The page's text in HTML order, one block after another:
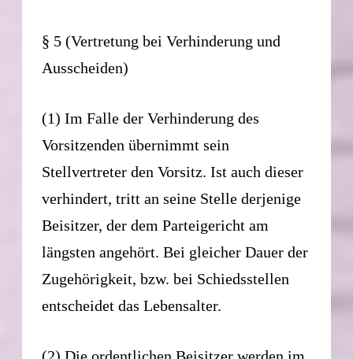
§ 5 (Vertretung bei Verhinderung und
Ausscheiden)
(1) Im Falle der Verhinderung des
Vorsitzenden übernimmt sein
Stellvertreter den Vorsitz. Ist auch dieser
verhindert, tritt an seine Stelle derjenige
Beisitzer, der dem Parteigericht am
längsten angehört. Bei gleicher Dauer der
Zugehörigkeit, bzw. bei Schiedsstellen
entscheidet das Lebensalter.